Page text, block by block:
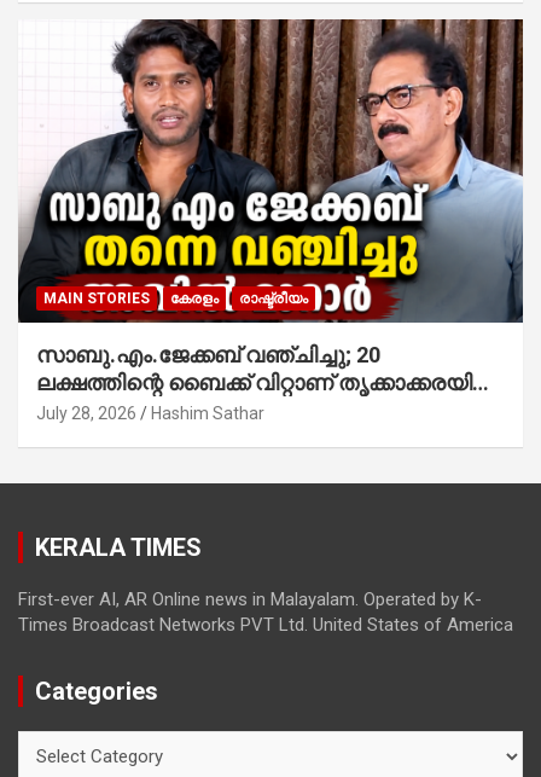
MAIN STORIES കേരളം രാഷ്ട്രീയം
സാബു.എം.ജേക്കബ് വഞ്ചിച്ചു; 20
ലക്ഷത്തിന്റെ ബൈക്ക് വിറ്റാണ് തൃക്കാക്കരയില്‍
മത്സരിച്ചത്! പ്രചാരണത്തിന് രണ്ടേ രണ്ടുപേര്‍
അഖില്‍ മാരാര്‍ ട്വന്റി 20 വിട്ടു
July 28, 2026 Hashim Sathar
KERALA TIMES
First-ever AI, AR Online news in Malayalam. Operated by K-
Times Broadcast Networks PVT Ltd. United States of America
Categories